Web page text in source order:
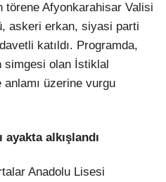
törene Afyonkarahisar Valisi
askeri erkan, siyasi parti
katıldı. Programda,
simgesi olan İstiklal
anlamı üzerine vurgu
alkışlandı
Anadolu Lisesi